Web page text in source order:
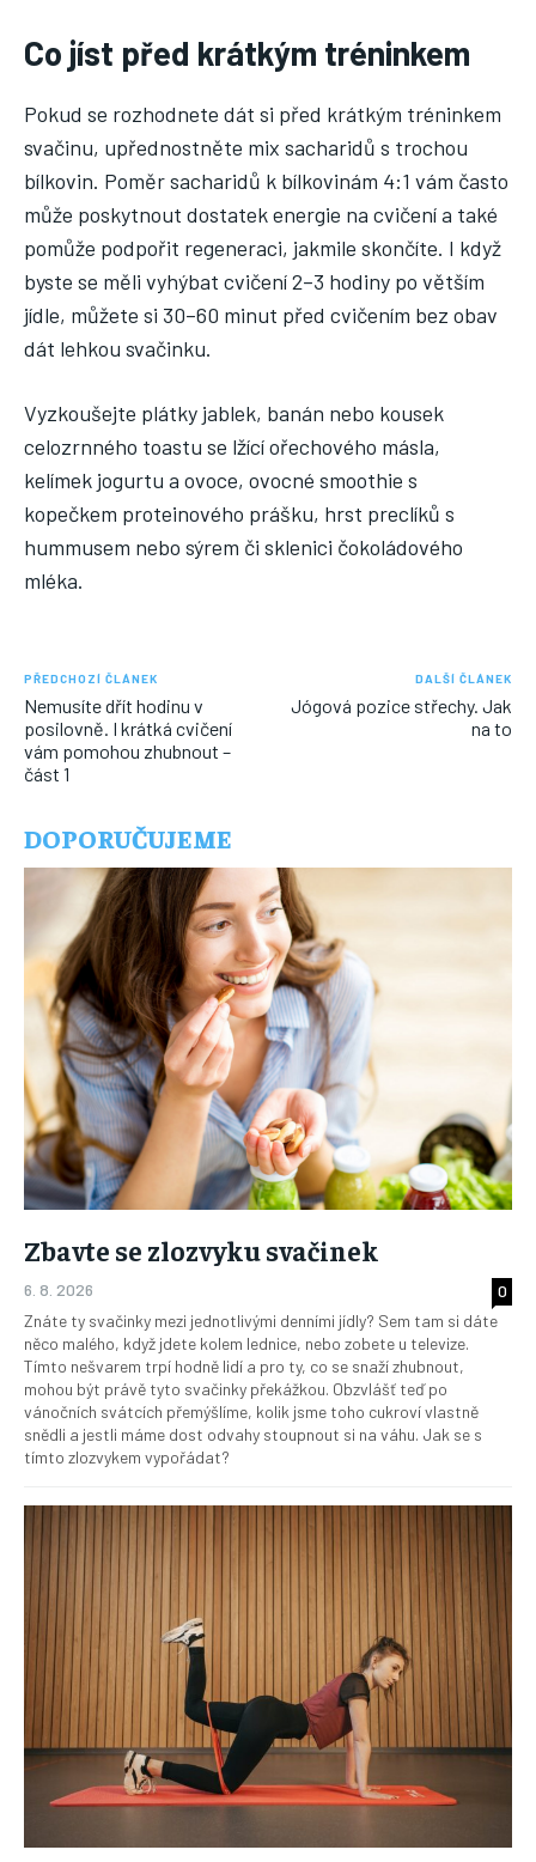
Co jíst před krátkým tréninkem
Pokud se rozhodnete dát si před krátkým tréninkem
svačinu, upřednostněte mix sacharidů s trochou
bílkovin. Poměr sacharidů k ​​bílkovinám 4:1 vám často
může poskytnout dostatek energie na cvičení a také
pomůže podpořit regeneraci, jakmile skončíte. I když
byste se měli vyhýbat cvičení 2–3 hodiny po větším
jídle, můžete si 30–60 minut před cvičením bez obav
dát lehkou svačinku.
Vyzkoušejte plátky jablek, banán nebo kousek
celozrnného toastu se lžící ořechového másla,
kelímek jogurtu a ovoce, ovocné smoothie s
kopečkem proteinového prášku, hrst preclíků s
hummusem nebo sýrem či sklenici čokoládového
mléka.
PŘEDCHOZÍ ČLÁNEK
Nemusíte dřít hodinu v
posilovně. I krátká cvičení
vám pomohou zhubnout –
část 1
DALŠÍ ČLÁNEK
Jógová pozice střechy. Jak
na to
DOPORUČUJEME
Zbavte se zlozvyku svačinek
6. 8. 2026
0
Znáte ty svačinky mezi jednotlivými denními jídly? Sem tam si dáte
něco malého, když jdete kolem lednice, nebo zobete u televize.
Tímto nešvarem trpí hodně lidí a pro ty, co se snaží zhubnout,
mohou být právě tyto svačinky překážkou. Obzvlášť teď po
vánočních svátcích přemýšlíme, kolik jsme toho cukroví vlastně
snědli a jestli máme dost odvahy stoupnout si na váhu. Jak se s
tímto zlozvykem vypořádat?